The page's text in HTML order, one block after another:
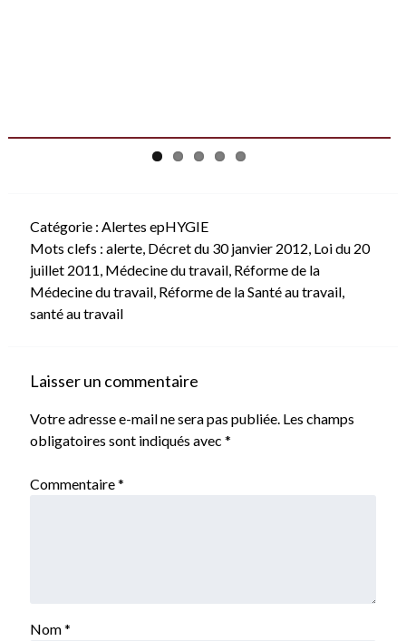
Catégorie : Alertes epHYGIE
Mots clefs : alerte, Décret du 30 janvier 2012 Loi du 20
juillet 2011 Médecine du travail, Réforme de la
Médecine du travail, Réforme de la Santé au travail,
santé au travail
Laisser un commentaire
Votre adresse e-mail ne sera pas publiée. Les champs
obligatoires sont indiqués avec *
Commentaire*
Nom*